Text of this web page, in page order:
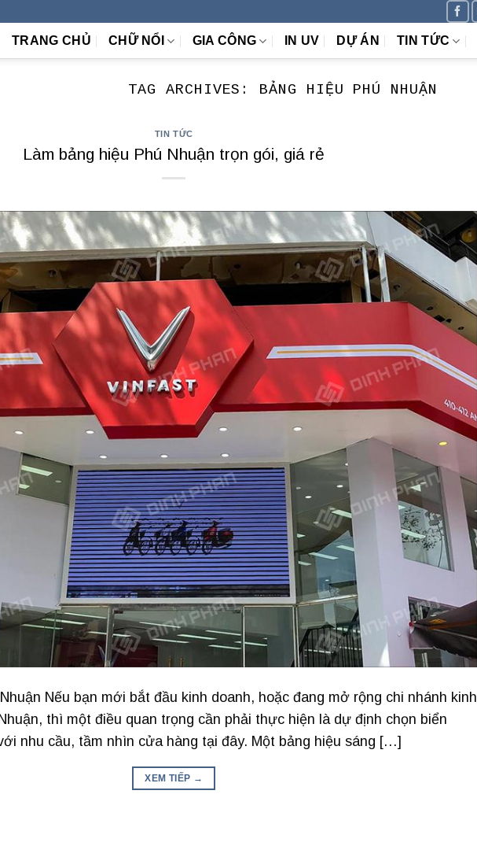
TRANG CHỦ CHỮ NỔI GIA CÔNG IN UV DỰ ÁN TIN TỨC
TAG ARCHIVES: BẢNG HIỆU PHÚ NHUẬN
TIN TỨC
Làm bảng hiệu Phú Nhuận trọn gói, giá rẻ
Nếu bạn mới bắt đầu kinh doanh, hoặc đang mở rộng chi nhánh kinh
thì một điều quan trọng cần phải thực hiện là dự định chọn biển
nhu cầu, tầm nhìn cửa hàng tại đây. Một bảng hiệu sáng […]
XEM TIẾP →